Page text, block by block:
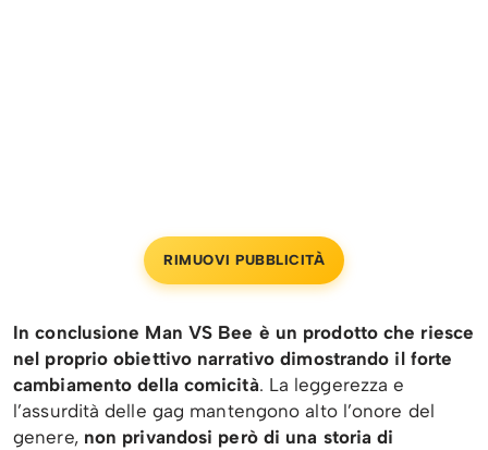
RIMUOVI PUBBLICITÀ
In conclusione Man VS Bee è un prodotto che riesce
nel proprio obiettivo narrativo dimostrando il forte
cambiamento della comicità. La leggerezza e
l’assurdità delle gag mantengono alto l’onore del
genere,non privandosi però di una storia di